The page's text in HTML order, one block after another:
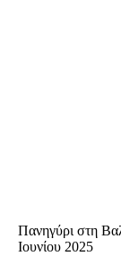
Πανηγύρι στη
Ιουνίου 2025